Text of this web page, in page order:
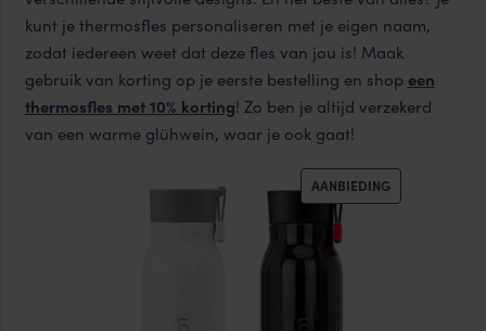
kunt je thermosfles personaliseren met je eigen naam,
zodat iedereen weet dat deze fles van jou is! Maak
gebruik van korting op je eerste bestelling en shop een
thermosfles met 10% korting! Zo ben je altijd verzekerd
van een warme glühwein, waar je ook gaat!
AANBIEDINGPRODUCT